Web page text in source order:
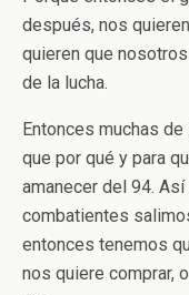
después, nos
quieren que
de la lucha.
Entonces muchas
que por qué y para
amanecer del 94.
combatientes
entonces tenemos
nos quiere comprar,